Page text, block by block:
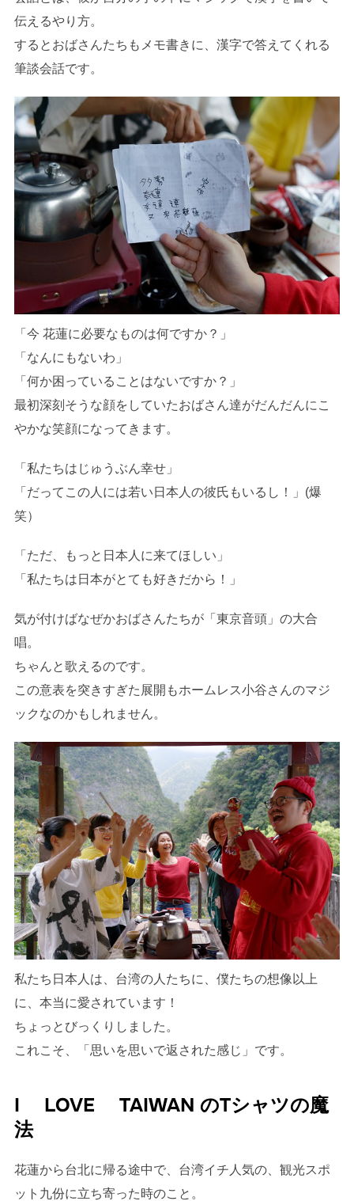
伝えるやり方。
するとおばさんたちもメモ書きに、漢字で答えてくれる
筆談会話です。
「今 花蓮に必要なものは何ですか？」
「なんにもないわ」
「何か困っていることはないですか？」
最初深刻そうな顔をしていたおばさん達がだんだんにこ
やかな笑顔になってきます。
「私たちはじゅうぶん幸せ」
「だってこの人には若い日本人の彼氏もいるし！」(爆
笑）
「ただ、もっと日本人に来てほしい」
「私たちは日本がとても好きだから！」
気が付けばなぜかおばさんたちが「東京音頭」の大合
唱。
ちゃんと歌えるのです。
この意表を突きすぎた展開もホームレス小谷さんのマジ
ックなのかもしれません。
私たち日本人は、台湾の人たちに、僕たちの想像以上
に、本当に愛されています！
ちょっとびっくりしました。
これこそ、「思いを思いで返された感じ」です。
I LOVE TAIWAN のTシャツの魔
法
花蓮から台北に帰る途中で、台湾イチ人気の、観光スポ
ット九份に立ち寄った時のこと。